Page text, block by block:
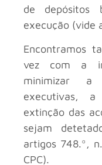
de depósitos
execução (vide
Encontramos
vez com a
minimizar a
executivas,
extinção das
sejam
artigos 748.º,
CPC).